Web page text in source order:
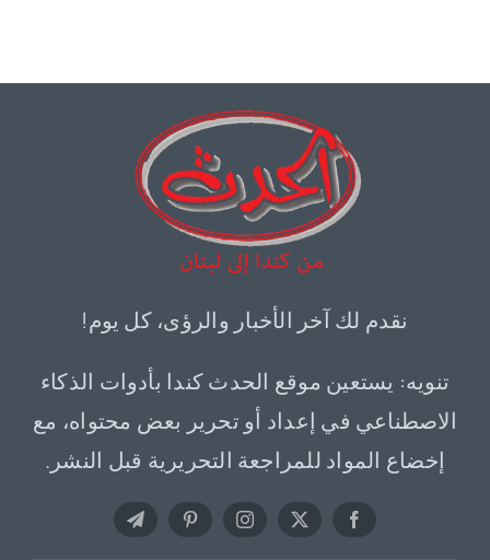
نقدم لك آخر الأخبار والرؤى، كل يوم!
تنويه: يستعين موقع الحدث كندا بأدوات الذكاء
الاصطناعي في إعداد أو تحرير بعض محتواه، مع
إخضاع المواد للمراجعة التحريرية قبل النشر.